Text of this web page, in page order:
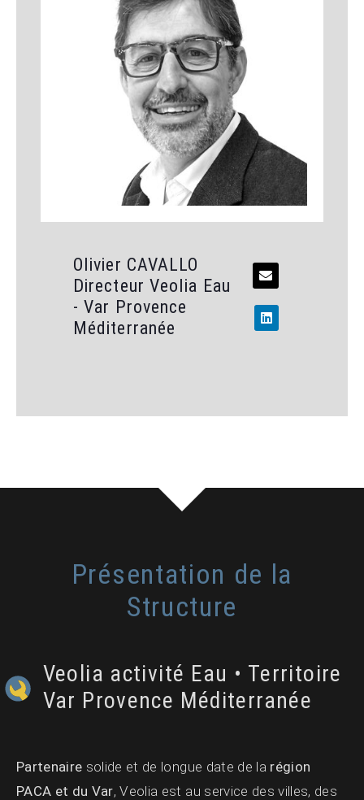
Olivier CAVALLO
Directeur Veolia Eau
- Var Provence
Méditerranée
Présentation de la
Structure
Veolia activité Eau • Territoire
Var Provence Méditerranée
Partenaire solide et de longue date de la région
PACA et du Var, Veolia est au service des villes, des